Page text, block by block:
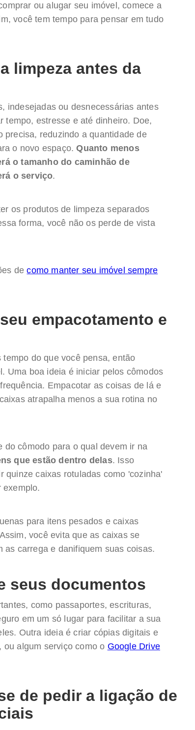
ou alugar seu imóvel, comece a
você tem tempo para pensar em tudo
limpeza antes da
indesejadas ou desnecessárias antes
tempo, estresse e até dinheiro. Doe,
precisa, reduzindo a quantidade de
o novo espaço.Quanto menos
o tamanho do caminhão de
o serviço.
os produtos de limpeza separados
forma, você não os perde de vista
decomo manter seu imóvel sempre
empacotamento e
do que você pensa, então
Uma boa ideia é iniciar pelos cômodos
Empacotar as coisas de lá e
atrapalha menos a sua rotina no
do cômodo para o qual devem ir na
que estão dentro delas. Isso
quinze caixas rotuladas como 'cozinha'
exemplo.
para itens pesados e caixas
você evita que as caixas se
as carrega e danifiquem suas coisas.
seus documentos
como passaportes, escrituras,
em um só lugar para facilitar a sua
Outra ideia é criar cópias digitais e
ou algum serviço como o Google Drive
de pedir a ligação de